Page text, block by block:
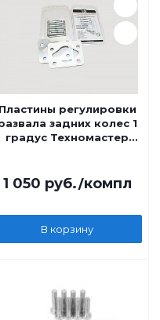
Пластины регулировки
задних колес 1
градус Техномастер
1 050 руб./компл
В корзину